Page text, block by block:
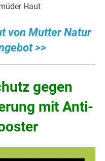
Haut
von Mutter Natur
>>
gegen
mit Anti-